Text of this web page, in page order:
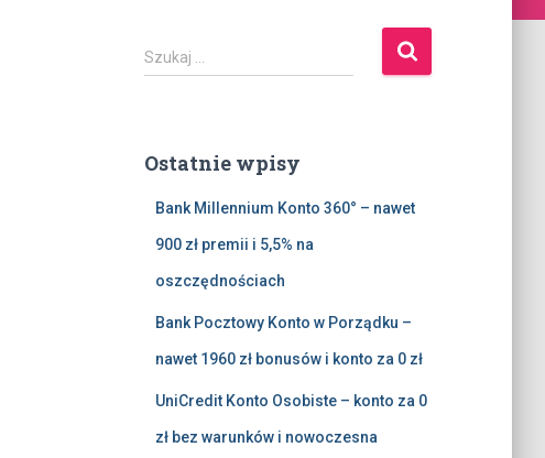
S
z
j
Szukaj …
Ostatnie wpisy
Bank Millennium Konto 360° – nawet
900 zł premii i 5,5% na
oszczędnościach
Bank Pocztowy Konto w Porządku –
nawet 1960 zł bonusów i konto za 0 zł
UniCredit Konto Osobiste – konto za 0
zł bez warunków i nowoczesna